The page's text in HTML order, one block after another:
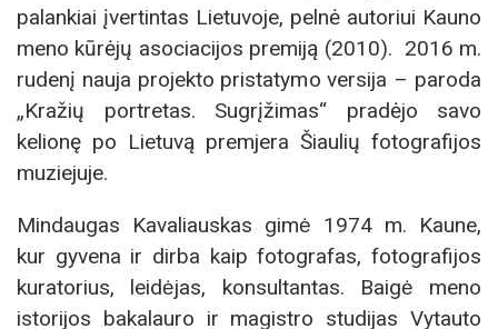
palankiai įvertintas Lietuvoje, pelnė autoriui Kauno
meno kūrėjų asociacijos premiją (2010). 2016 m.
rudenį nauja projekto pristatymo versija – paroda
„Kražių portretas. Sugrįžimas“ pradėjo savo
kelionę po Lietuvą premjera Šiaulių fotografijos
muziejuje.
Mindaugas Kavaliauskas gimė 1974 m. Kaune,
kur gyvena ir dirba kaip fotografas, fotografijos
kuratorius, leidėjas, konsultantas. Baigė meno
istorijos bakalauro ir magistro studijas Vytauto